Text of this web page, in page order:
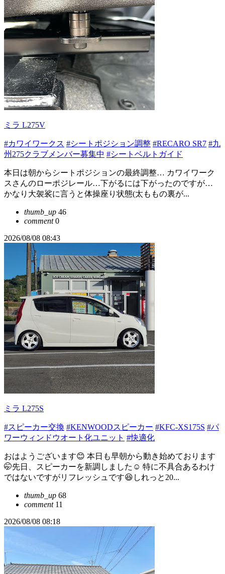
ミラ L275V
#カワイワークス #シートポジション調整 #RECARO SR7 #九
州275クラブメンバー募集中 #シートベルトガイド
本日は朝からシートポジションの最終調整… カワイワーク
スさんのローポジレール…下がるには下がったのですが…
かなり大袈裟に言うと体操座り状態(太ももの裏が...
thumb_up 46
comment0
2026/08/08 08:43
ミラ L275S
#スピーカー交換 #KENWOODスピーカー #KFC-XS175S #パ
ワーウィンドウオート化ユニット #快適化
おはようございます😊 本日も早朝から動き始めております
🤭先日、スピーカーを新調しました☺️ 特に不具合あるわけ
ではないですがリフレッシュです😆しれっと20...
thumb_up 68
comment11
2026/08/08 08:18